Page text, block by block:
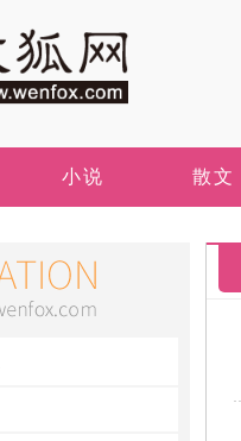
小说 散文